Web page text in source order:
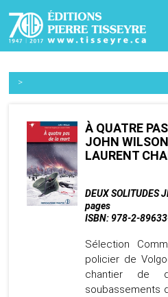
>
À QUATRE
JOHN
LAURENT
DEUX SOLITUDES
pages
ISBN: 978-2-
Sélection
policier de
chantier de
soubassements